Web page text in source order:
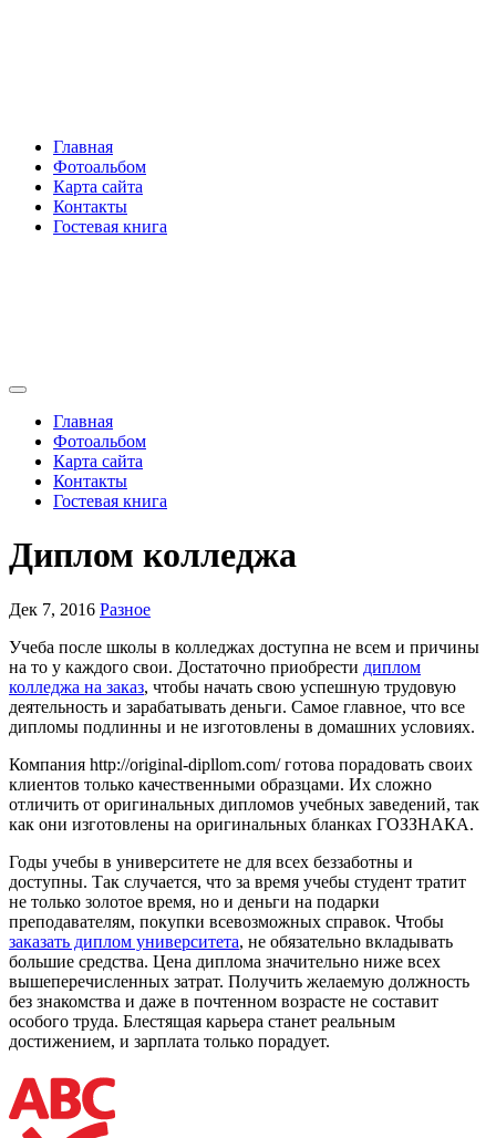
Главная
Фотоальбом
Карта сайта
Контакты
Гостевая книга
Главная
Фотоальбом
Карта сайта
Контакты
Гостевая книга
Диплом колледжа
Дек 7, 2016 Разное
Учеба после школы в колледжах доступна не всем и причины
на то у каждого свои. Достаточно приобрести диплом
колледжа на заказ, чтобы начать свою успешную трудовую
деятельность и зарабатывать деньги. Самое главное, что все
дипломы подлинны и не изготовлены в домашних условиях.
Компания http://original-dipllom.com/ готова порадовать своих
клиентов только качественными образцами. Их сложно
отличить от оригинальных дипломов учебных заведений, так
как они изготовлены на оригинальных бланках ГОЗЗНАКА.
Годы учебы в университете не для всех беззаботны и
доступны. Так случается, что за время учебы студент тратит
не только золотое время, но и деньги на подарки
преподавателям, покупки всевозможных справок. Чтобы
заказать диплом университета, не обязательно вкладывать
большие средства. Цена диплома значительно ниже всех
вышеперечисленных затрат. Получить желаемую должность
без знакомства и даже в почтенном возрасте не составит
особого труда. Блестящая карьера станет реальным
достижением, и зарплата только порадует.